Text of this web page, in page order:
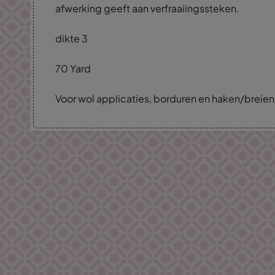
afwerking geeft aan verfraaiingssteken.
dikte 3
70 Yard
Voor wol applicaties, borduren en haken/